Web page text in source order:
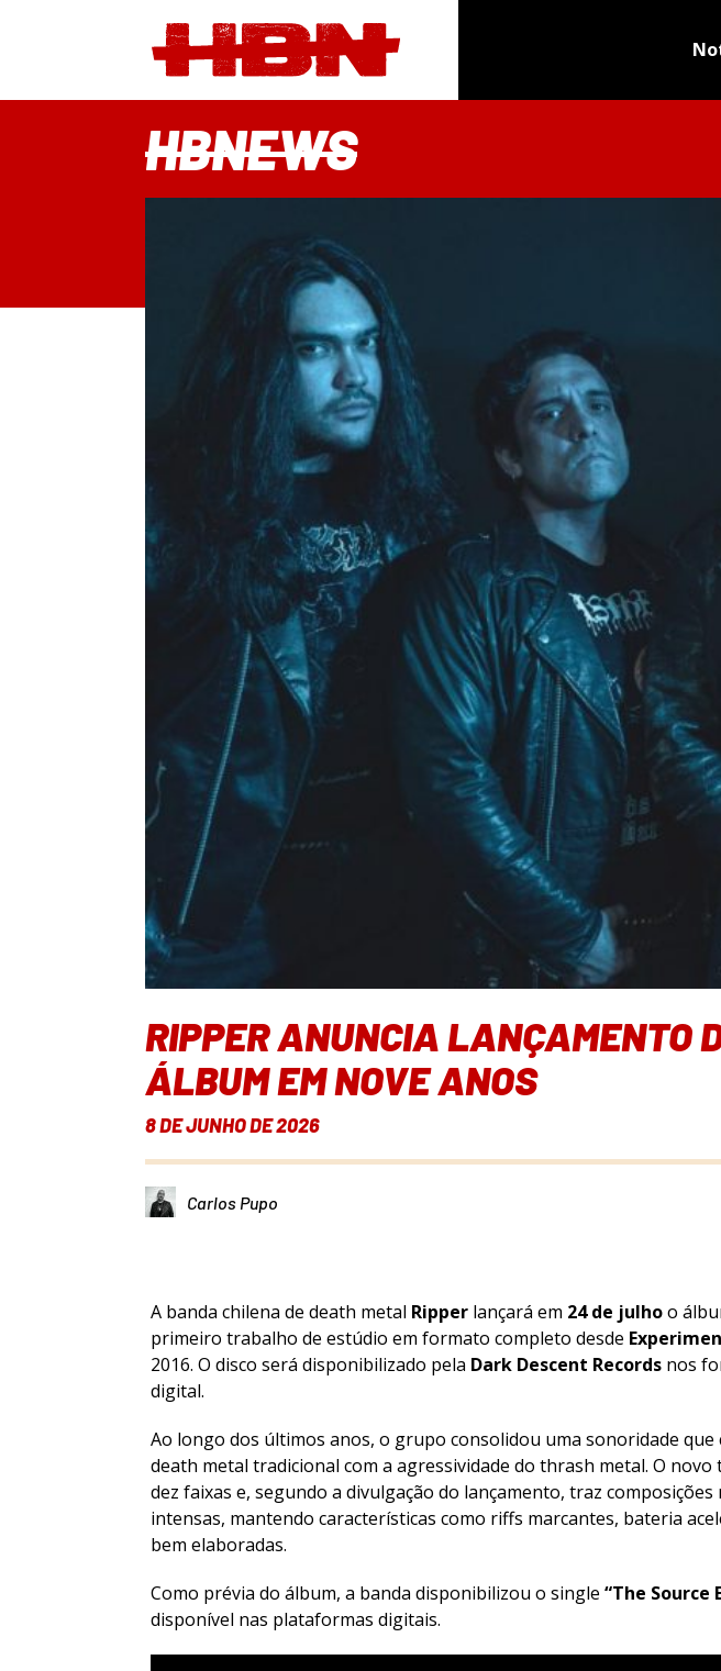
HBNEWS
RIPPER ANUNCIA LANÇAMENTO
ÁLBUM EM NOVE ANOS
8 DE JUNHO DE 2026
Carlos Pupo
A banda chilena de death metal Ripper lançará em 24 de julhoo
primeiro trabalho de estúdio em formato completo desde
2016. O disco será disponibilizado pela Dark Descent Records nos
digital.
Ao longo dos últimos anos, o grupo consolidou uma sonoridade que
death metal tradicional com a agressividade do thrash metal. O
dez faixas e, segundo a divulgação do lançamento, traz composições
intensas, mantendo características como riffs marcantes, bateria
bem elaboradas.
Como prévia do álbum, a banda disponibilizou o single “The
disponível nas plataformas digitais.